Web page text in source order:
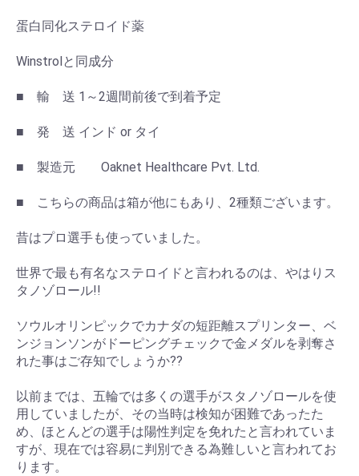
蛋白同化ステロイド薬
Winstrolと同成分
■ 輸 送 1～2週間前後で到着予定
■ 発 送 インド or タイ
■ 製造元 Oaknet Healthcare Pvt. Ltd.
■ こちらの商品は箱が他にもあり、2種類ございます。
昔はプロ選手も使っていました。
世界で最も有名なステロイドと言われるのは、やはりス
タノゾロール!!
ソウルオリンピックでカナダの短距離スプリンター、ベ
ンジョンソンがドーピングチェックで金メダルを剥奪さ
れた事はご存知でしょうか??
以前までは、五輪では多くの選手がスタノゾロールを使
用していましたが、その当時は検知が困難であったた
め、ほとんどの選手は陽性判定を免れたと言われていま
すが、現在では容易に判別できる為難しいと言われてお
ります。